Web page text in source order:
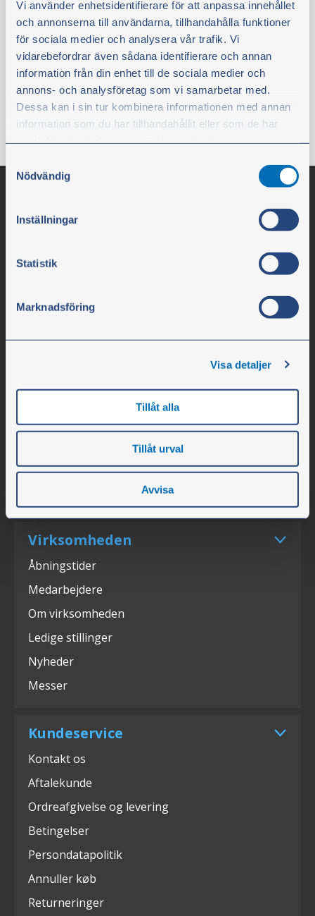
Vi använder enhetsidentifierare för att anpassa innehållet
och annonserna till användarna, tillhandahålla funktioner
för sociala medier och analysera vår trafik. Vi
vidarebefordrar även sådana identifierare och annan
information från din enhet till de sociala medier och
annons- och analysföretag som vi samarbetar med.
Dessa kan i sin tur kombinera informationen med annan
information som du har tillhandahållit eller som de har
Du kan när som helst ändra ditt val. För att återkalla ditt
samtycke klickar du på ”Cookie-ikonen” längst ned till
Nödvändig
Inställningar
Statistik
Marknadsföring
Visa detaljer
Tillåt alla
Tillåt urval
Avvisa
Er på lager
47,00 kr.
ekskl. moms
Køb
info@olssonparts.com
Virksomheden
Åbningstider
Medarbejdere
Om virksomheden
Ledige stillinger
Nyheder
Messer
Kundeservice
Kontakt os
Aftalekunde
Ordreafgivelse og levering
Betingelser
Persondatapolitik
Annuller køb
Returneringer